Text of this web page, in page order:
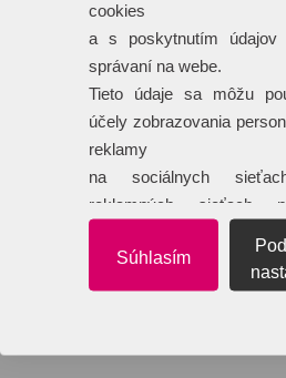
cookies
a s poskytnutím údajov
správaní na webe.
Tieto údaje sa môžu
účely zobrazovania
reklamy
na sociálnych
reklamných sieťach
Súhlasím